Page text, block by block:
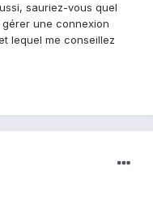
sauriez-vous quel
une connexion
lequel me conseillez